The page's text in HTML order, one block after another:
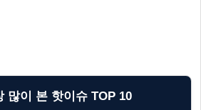
많이 본 핫이슈 TOP 10